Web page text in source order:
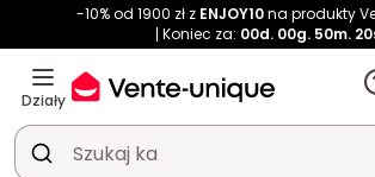
-10% od 1900 zł z ENJOY10na produkty
Koniec za: 00d. 00g. 50m.
Działy